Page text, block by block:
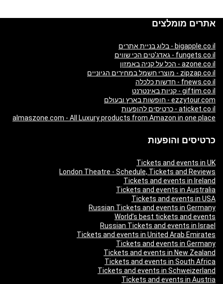
אתרים מומלצים
bigapple.co.il - בלוג בניית אתרים
fungets.co.il - גאדג'טים הכי שווים
azone.co.il - הכל על קניה באמזון
zipzap.co.il - מוצרי חשמל במחירים הגיוניים
fnews.co.il - חדשות כלכלה
giftim.co.il - קניות באינטרנט
ezzytour.com - חופשות בארץ ובעולם
aticket.co.il - כרטיסים להופעות
almaszone.com - All Luxury products from Amazon in one place
כרטיסים והופעות
Tickets and events in UK
London Theatre - Schedule, Tickets and Reviews
Tickets and events in Ireland
Tickets and events in Australia
Tickets and events in USA
Russian Tickets and events in Germany
World’s best tickets and events
Russian Tickets and events in Israel
Tickets and events in United Arab Emirates
Tickets and events in Germany
Tickets and events in New Zealand
Tickets and events in South Africa
Tickets and events in Schweizerland
Tickets and events in Austria